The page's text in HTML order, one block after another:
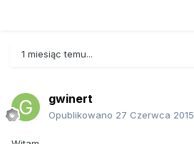
1 miesiąc temu...
gwinert
Opublikowano 27 Czerwca 2015